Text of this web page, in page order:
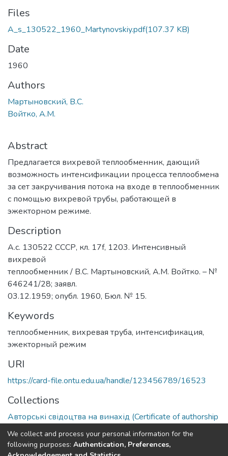
Files
A_s_130522_1960_Martynovskiy.pdf(107.37 KB)
Date
1960
Authors
Мартыновский, В.С.
Войтко, А.М.
Abstract
Предлагается вихревой теплообменник, дающий
возможность интенсификации процесса теплообмена
за сет закручивания потока на входе в теплообменник
с помощью вихревой трубы, работающей в
эжекторном режиме.
Description
А.с. 130522 СССР, кл. 17f, 1203. Интенсивный
вихревой
теплообменник / В.С. Мартыновский, А.М. Войтко. – №
646241/28; заявл.
03.12.1959; опубл. 1960, Бюл. № 15.
Keywords
теплообменник, вихревая труба, интенсификация,
эжекторный режим
URI
https://card-file.ontu.edu.ua/handle/123456789/16523
Collections
Авторські свідоцтва на винахід (Certificate of authorship
on invention)
Full item page
We collect and process your personal information for the
following purposes: Authentication, Preferences,